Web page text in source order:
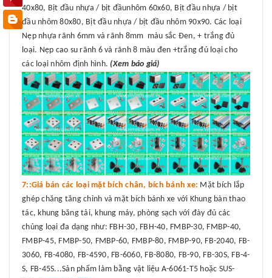
40x80, Bịt đầu nhựa / bịt đầunhôm 60x60, Bịt đầu nhựa / bịt
đầu nhôm 80x80, Bịt đầu nhựa / bịt đầu nhôm 90x90. Các loại
Nẹp nhựa rãnh 6mm và rãnh 8mm màu sắc Đen, + trắng đủ
loại. Nẹp cao su rãnh 6 và rãnh 8 màu đen +trắng đủ loại cho
các loại nhôm định hình. (Xem báo giá)
7::Giá bán các loại mặt bích chân, bích bánh xe: Mặt bích lắp
ghép chăng tăng chỉnh và mặt bích bánh xe với Khung bàn thao
tác, khung băng tải, khung máy, phòng sạch với đày đủ các
chủng loại đa dạng như: FBH-30, FBH-40, FMBP-30, FMBP-40,
FMBP-45, FMBP-50, FMBP-60, FMBP-80, FMBP-90, FB-2040, FB-
3060, FB-4080, FB-4590, FB-6060, FB-8080, FB-90, FB-30S, FB-4-
S, FB-45S...Sản phẩm làm bằng vật liệu A-6061-T5 hoặc SUS-